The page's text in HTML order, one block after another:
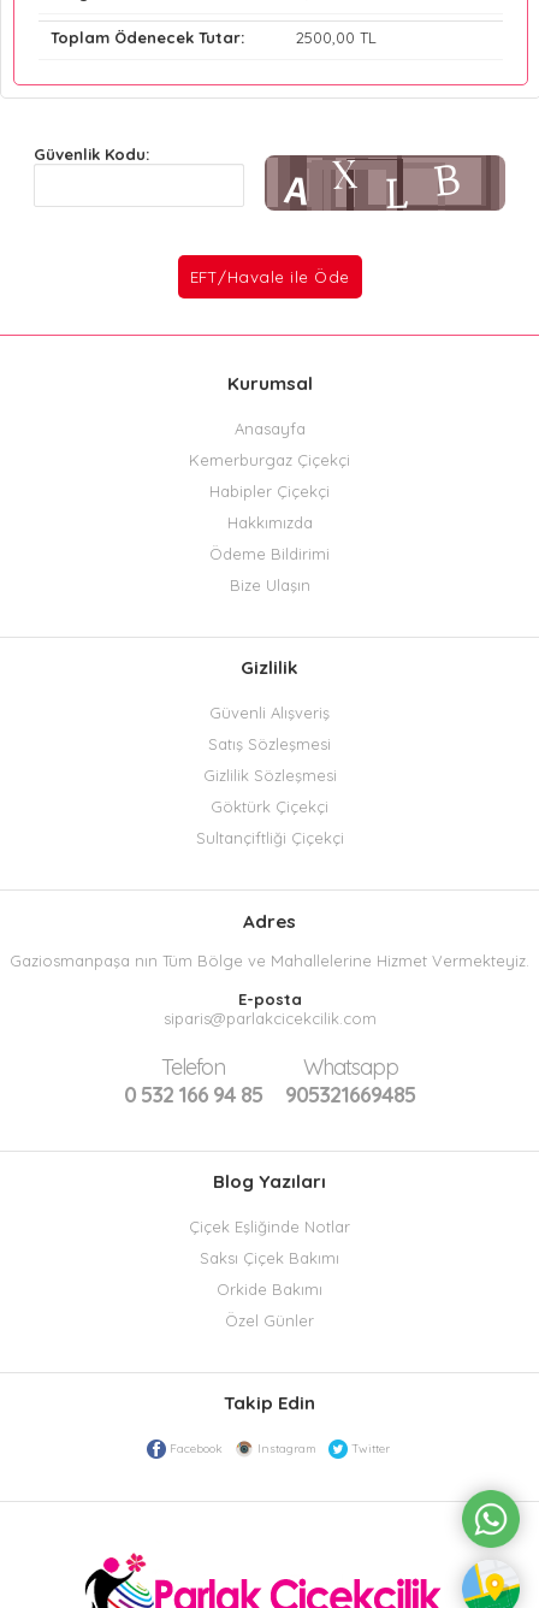
Toplam Ödenecek Tutar: 2500 ,00 TL
Güvenlik Kodu:
Kurumsal
Anasayfa
Kemerburgaz Çiçekçi
Habipler Çiçekçi
Hakkımızda
Ödeme Bildirimi
Bize Ulaşın
Gizlilik
Güvenli Alışveriş
Satış Sözleşmesi
Gizlilik Sözleşmesi
Göktürk Çiçekçi
Sultançiftliği Çiçekçi
Adres
Gaziosmanpaşa nın Tüm Bölge ve Mahallelerine Hizmet Vermekteyiz.
E-posta
siparis@parlakcicekcilik.com
Telefon
0 532 166 94 85
Whatsapp
905321669485
Blog Yazıları
Çiçek Eşliğinde Notlar
Saksı Çiçek Bakımı
Orkide Bakımı
Özel Günler
Takip Edin
Facebook Instagram Twitter